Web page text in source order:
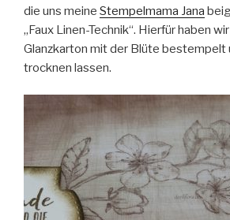
die uns meine Stempelmama Jana
„Faux Linen-Technik“. Hierfür haben
Glanzkarton mit der Blüte bestempelt
trocknen lassen.